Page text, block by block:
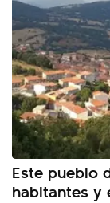
Este pueblo
habitantes y